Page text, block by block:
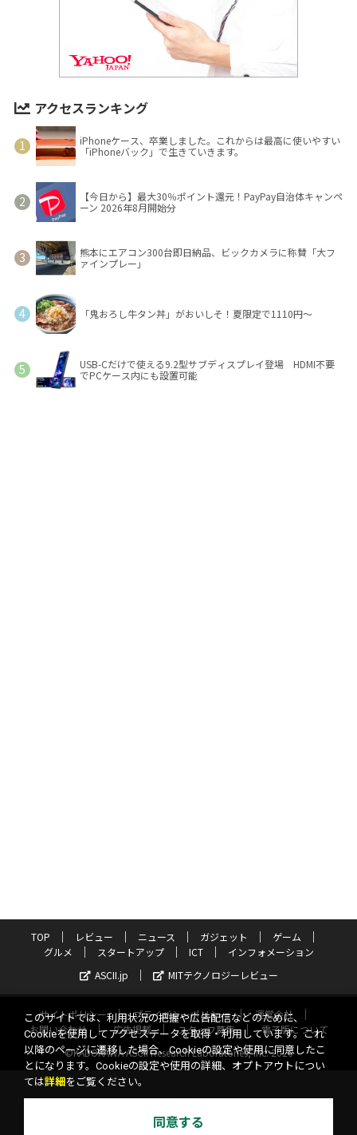
アクセスランキング
iPhoneケース、卒業しました。これからは最高に使いやすい
「iPhoneバック」で生きていきます。
【今日から】最大30％ポイント還元！PayPay自治体キャンペ
ーン 2026年8月開始分
熊本にエアコン300台即日納品、ビックカメラに称賛「大フ
ァインプレー」
「鬼おろし牛タン丼」がおいしそ！夏限定で1110円～
USB-Cだけで使える9.2型サブディスプレイ登場 HDMI不要
でPCケース内にも設置可能
TOP レビュー ニュース ガジェット
ゲーム
グルメ
スタートアップ ICT
インフォメーション
ASCII.jp
MITテクノロジーレビュー
サイトポリシー プライバシーポリシー
運営会社
お問い合わせ
広告掲載 スタッフ募集
電子版について
©KADOKAWA ASCII Research Laboratories, Inc. 2026
このサイトでは、利用状況の把握や広告配信などのために、
Cookieを使用してアクセスデータを取得・利用しています。これ
以降のページに遷移した場合、Cookieの設定や使用に同意したこ
とになります。Cookieの設定や使用の詳細、オプトアウトについ
ては詳細 をご覧ください。
同意する